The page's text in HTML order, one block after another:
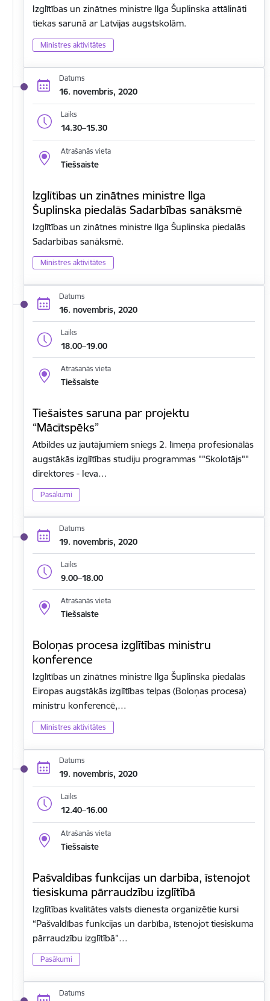
Izglītības un zinātnes ministre Ilga Šuplinska attālināti
tiekas sarunā ar Latvijas augstskolām.
Ministres aktivitātes
Datums
16. novembris, 2020
Laiks
14.30–15.30
Atrašanās vieta
Tiešsaiste
Izglītības un zinātnes ministre Ilga
Šuplinska piedalās Sadarbības sanāksmē
Izglītības un zinātnes ministre Ilga Šuplinska piedalās
Sadarbības sanāksmē.
Ministres aktivitātes
Datums
16. novembris, 2020
Laiks
18.00–19.00
Atrašanās vieta
Tiešsaiste
Tiešaistes saruna par projektu
“Mācītspēks”
Atbildes uz jautājumiem sniegs 2. līmeņa profesionālās
augstākās izglītības studiju programmas ""Skolotājs""
direktores - Ieva…
Pasākumi
Datums
19. novembris, 2020
Laiks
9.00–18.00
Atrašanās vieta
Tiešsaiste
Boloņas procesa izglītības ministru
konference
Izglītības un zinātnes ministre Ilga Šuplinska piedalās
Eiropas augstākās izglītības telpas (Boloņas procesa)
ministru konferencē,…
Ministres aktivitātes
Datums
19. novembris, 2020
Laiks
12.40–16.00
Atrašanās vieta
Tiešsaiste
Pašvaldības funkcijas un darbība, īstenojot
tiesiskuma pārraudzību izglītībā
Izglītības kvalitātes valsts dienesta organizētie kursi
“Pašvaldības funkcijas un darbība, īstenojot tiesiskuma
pārraudzību izglītībā”…
Pasākumi
Datums